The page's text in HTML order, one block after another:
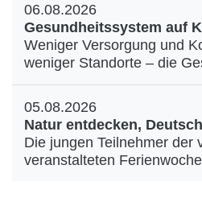
06.08.2026
Gesundheitssystem auf
Weniger Versorgung und
weniger Standorte – die
05.08.2026
Natur entdecken,
Die jungen Teilnehmer der
veranstalteten